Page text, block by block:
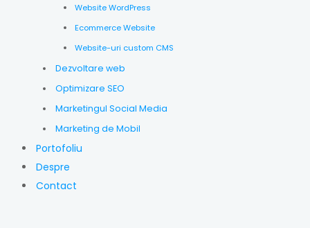
Website WordPress
Ecommerce Website
Website-uri custom CMS
Dezvoltare web
Optimizare SEO
Marketingul Social Media
Marketing de Mobil
Portofoliu
Despre
Contact